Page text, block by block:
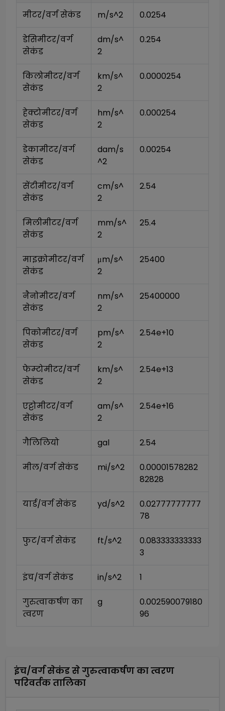
मीटर/वर्ग सेकंड m/s^2 0.0254
डेसिमीटर/वर्ग
सेकंड
dm/s^
2
0.254
किलोमीटर/वर्ग
सेकंड
km/s^
2
0.0000254
हेक्टोमीटर/वर्ग
सेकंड
hm/s^
2
0.000254
डेकामीटर/वर्ग
सेकंड
dam/s
^2
0.00254
सेंटीमीटर/वर्ग
सेकंड
cm/s^
2
2.54
मिलीमीटर/वर्ग
सेकंड
mm/s^
2
25.4
माइक्रोमीटर/वर्ग
सेकंड
μm/s^
2
25400
नैनोमीटर/वर्ग
सेकंड
nm/s^
2
25400000
पिकोमीटर/वर्ग
सेकंड
pm/s^
2
2.54e+10
फेम्टोमीटर/वर्ग
सेकंड
km/s^
2
2.54e+13
एट्टोमीटर/वर्ग
सेकंड
am/s^
2
2.54e+16
गैलिलियो gal 2.54
मील/वर्ग सेकंड mi/s^2
0.00001578282
82828
यार्ड/वर्ग सेकंड yd/s^2
0.02777777777
78
फुट/वर्ग सेकंड ft/s^2
0.083333333333
3
इंच/वर्ग सेकंड in/s^2 1
गुरुत्वाकर्षण का
त्वरण
g
0.002590079180
96
इंच/वर्ग सेकंडसेगुरुत्वाकर्षण का त्वरण
परिवर्तक तालिका